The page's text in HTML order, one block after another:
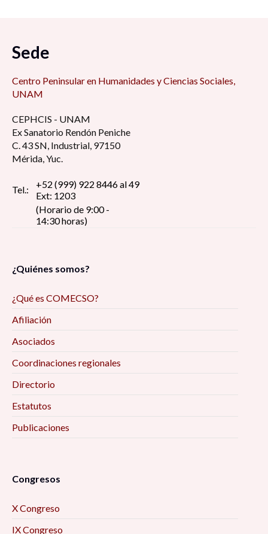
Sede
Centro Peninsular en Humanidades y Ciencias Sociales,
UNAM
CEPHCIS - UNAM
Ex Sanatorio Rendón Peniche
C. 43 SN, Industrial, 97150
Mérida, Yuc.
Tel.:
+52 (999) 922 8446 al 49
Ext: 1203
(Horario de 9:00 -
14:30 horas)
¿Quiénes somos?
¿Qué es COMECSO?
Afiliación
Asociados
Coordinaciones regionales
Directorio
Estatutos
Publicaciones
Congresos
X Congreso
IX Congreso